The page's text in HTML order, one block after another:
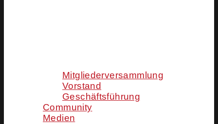
Mitgliederversammlung
Vorstand
Geschäftsführung
Community
Medien